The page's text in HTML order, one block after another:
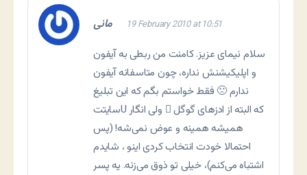
مانی 19 February 2010 at 10:51
سلام نیمای عزیز. کامنت من ربطی به آیفون
و اپلیکیشنش نداره، چون متاسفانه آیفون
ندارم 🙁 فقط خواستم بگم که این تبلیغ
سایتتU که البته از ادزهای گوگل ِ ولی انگار
همیشه همینه و عوض نمی‌شه! (پس
احتمالا خودت انتخاب کردی اینو ، شایدم
اشتباه می‌کنم)، خیلی تو ذوق می‌زنه. یه پسر